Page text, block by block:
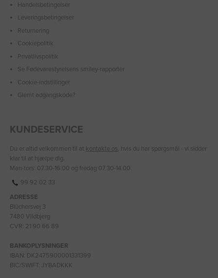
Handelsbetingelser
Leveringsbetingelser
Returnering
Cookiepolitik
Privatlivspolitik
Se Fødevarestyrelsens smiley-rapporter
Cookie-indstillinger
Glemt adgangskode?
KUNDESERVICE
Du er altid velkommen til at kontakte os, hvis du har spørgsmål - vi sidder
klar til at hjælpe dig.
Man-tors: 07.30-16.00 og fredag 07.30-14.00.
99 92 02 33
ADRESSE
Blüchersvej 3
7480 Vildbjerg
CVR: 21 90 66 89
BANKOPLYSNINGER
IBAN: DK2475900001331399
BIC/SWIFT: JYBADKKK